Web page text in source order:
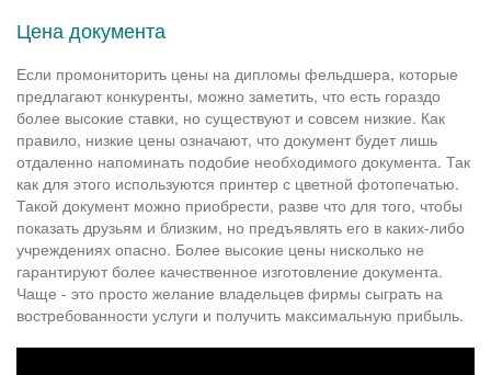
Цена документа
Если промониторить цены на дипломы фельдшера, которые
предлагают конкуренты, можно заметить, что есть гораздо
более высокие ставки, но существуют и совсем низкие. Как
правило, низкие цены означают, что документ будет лишь
отдаленно напоминать подобие необходимого документа. Так
как для этого используются принтер с цветной фотопечатью.
Такой документ можно приобрести, разве что для того, чтобы
показать друзьям и близким, но предъявлять его в каких-либо
учреждениях опасно. Более высокие цены нисколько не
гарантируют более качественное изготовление документа.
Чаще - это просто желание владельцев фирмы сыграть на
востребованности услуги и получить максимальную прибыль.